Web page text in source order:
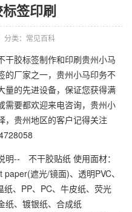
签印刷
分类：常见百科
干胶标签制作和印刷贵州小马
的厂家之一，贵州小马印务不
量的先进设备，保证您获得满
需要都欢迎来电咨询，贵州小
，贵州地区的客户记得关注
-- 不干胶贴纸 使用面材：
遮光/镜面)、透明PVC、
、PP、PC、牛皮纸、荧光
纸、镀银纸、合成纸